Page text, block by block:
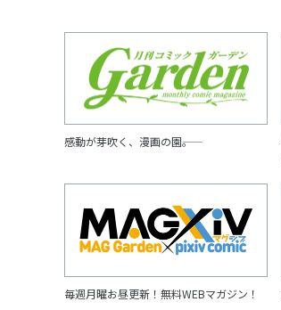
感動が芽吹く、漫画の園――。
毎週月曜お昼更新！無料WEBマガジン！